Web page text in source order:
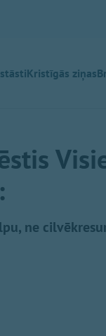
Kristīgās ziņas
ne